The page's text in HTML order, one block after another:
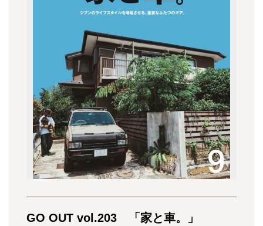
GO OUT vol.203 「家と車。」